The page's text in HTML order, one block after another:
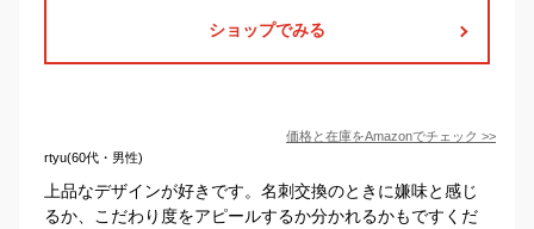
ショップでみる
価格と在庫をAmazonでチェック >>
rtyu(60代・男性)
上品なデザインが好きです。名刺交換のときに嫌味と感じ
るか、こだわり度をアピールするか分かれるかもですくだ